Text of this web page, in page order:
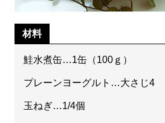
材料
鮭水煮缶…1缶（100ｇ）
プレーンヨーグルト…大さじ4
玉ねぎ…1/4個